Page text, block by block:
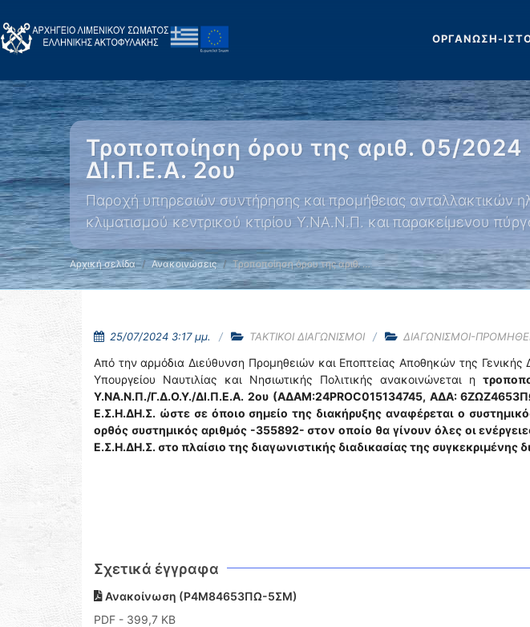
ΟΡΓΑΝΩΣΗ-
Τροποποίηση όρου της αριθ. 05/
ΔΙ.Π.Ε.Α. 2ου
Παροχή υπηρεσιών συντήρησης και προμήθειας
κλιματισμού κεντρικού κτιρίου Υ.ΝΑ.Ν.Π. και παρακείμενου
Αρχική σελίδα Ανακοινώσεις Τροποποίηση όρου της αριθ. …
25/07/2024 3:17 μμ. ΤΑΚΤΙΚΟΙ ΔΙΑΓΩΝΙΣΜΟΙ ΔΙΑΓΩΝΙΣΜΟΙ-
Από την αρμόδια Διεύθυνση Προμηθειών και Εποπτείας Αποθηκών της
Υπουργείου Ναυτιλίας και Νησιωτικής Πολιτικής ανακοινώνεται η
Υ.ΝΑ.Ν.Π./Γ.Δ.Ο.Υ./ΔΙ.Π.Ε.Α. 2ου (ΑΔΑΜ:24PROC015134745, ΑΔΑ:
Ε.Σ.Η.ΔΗ.Σ. ώστε σε όποιο σημείο της διακήρυξης αναφέρεται ο
ορθός συστημικός αριθμός -355892- στον οποίο θα γίνουν όλες οι
Ε.Σ.Η.ΔΗ.Σ. στο πλαίσιο της διαγωνιστικής διαδικασίας της συγκεκριμένης
Σχετικά έγγραφα
Ανακοίνωση (Ρ4Μ84653ΠΩ-5ΣΜ)
PDF - 399,7 KB